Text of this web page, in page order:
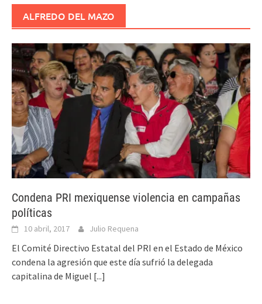
ALFREDO DEL MAZO
Condena PRI mexiquense violencia en campañas
políticas
10 abril, 2017 Julio Requena
El Comité Directivo Estatal del PRI en el Estado de México
condena la agresión que este día sufrió la delegada
capitalina de Miguel [...]